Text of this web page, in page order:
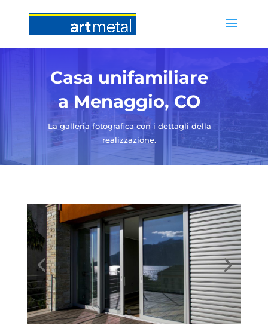
Casa unifamiliare
a Menaggio, CO
La galleria fotografica con i dettagli della
realizzazione.